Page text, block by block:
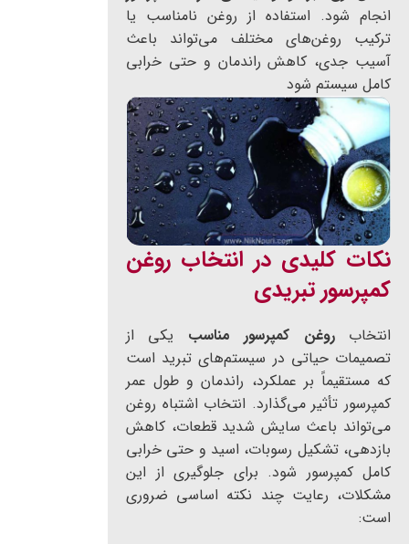
انجام شود. استفاده از روغن نامناسب یا
ترکیب روغن‌های مختلف می‌تواند باعث
آسیب جدی، کاهش راندمان و حتی خرابی
کامل سیستم شود
نکات کلیدی در انتخاب روغن
کمپرسور تبریدی
انتخابروغن کمپرسور مناسب یکی از
تصمیمات حیاتی در سیستم‌های تبرید است
که مستقیماً بر عملکرد، راندمان و طول عمر
کمپرسور تأثیر می‌گذارد. انتخاب اشتباه روغن
می‌تواند باعث سایش شدید قطعات، کاهش
بازدهی، تشکیل رسوبات، اسید و حتی خرابی
کامل کمپرسور شود. برای جلوگیری از این
مشکلات، رعایت چند نکته اساسی ضروری
است: